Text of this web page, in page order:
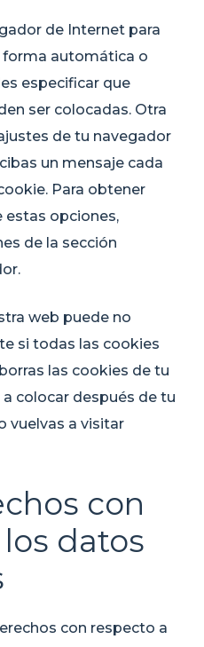
de Internet para
forma automática o
especificar que
ser colocadas. Otra
de tu navegador
un mensaje cada
Para obtener
estas opciones,
de la sección
web puede no
si todas las cookies
las cookies de tu
colocar después de tu
vuelvas a visitar
con
datos
con respecto a